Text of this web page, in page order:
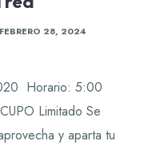
FEBRERO 28, 2024
Horario: 5:00
Limitado Se
y aparta tu